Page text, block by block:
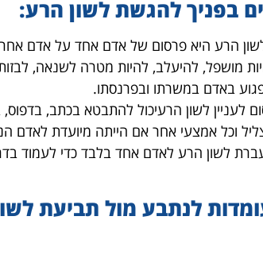
בפניך להגשת לשון הרע:
הרע היא פרסום של אדם אחד על אדם אחר
מושפל, להיעלב, להיות מטרה לשנאה,
באדם במשרתו ובפרנסתו.
לעניין לשון הרעיכול להתבטא בכתב,
וכל אמצעי אחר אם הייתה מיועדת לאדם
לשון הרע לאדם אחד בלבד כדי לעמוד
לנתבע מול תביעת